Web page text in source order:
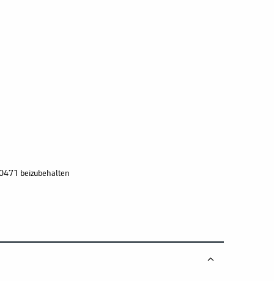
beizubehalten